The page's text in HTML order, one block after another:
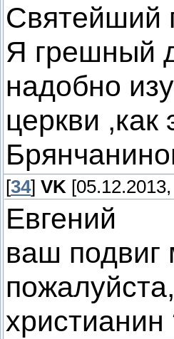
Святейший
Я грешный
надобно
церкви ,как
[34] VK
Евгений
ваш подвиг
христианин